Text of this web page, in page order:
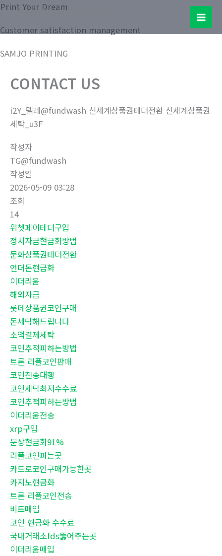
콘
츠
건
Samjo Printing Co. LTD.
Main
Print Your Dream
Customer satisfaction management
SAMJO PRINTING
CONTACT US
i2Y_텔레@fundwash 신세계상품권테더전환 신세계상품권
세탁_u3F
작성자
TG@fundwash
작성일
2026-05-09 03:28
조회
14
위쳇페이테더구입
정치자금현금화방법
문화상품권테더전환
언더돈현금화
이더리움
해외자금
롯데상품권코인구매
돈세탁해드립니다
소액결제세탁
코인추적피하는방법
트론 리플코인판매
코인전송대행
코인세탁최저수수료
코인추적피하는방법
이더리움전송
xrp구입
문상현금화91%
리플코인파는곳
카드로코인구매가능한곳
카지노현금화
트론 리플코인전송
비트매입
코인 현금화 수수료
국내거래소fds뚫어주는곳
이더리움매입